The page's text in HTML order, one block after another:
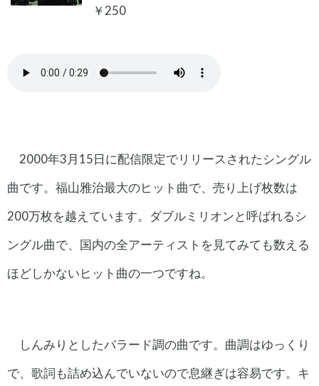
￥250
2000年3月15日に配信限定でリリースされたシングル
曲です。福山雅治最大のヒット曲で、売り上げ枚数は
200万枚を越えています。ダブルミリオンと呼ばれるシ
ングル曲で、国内の全アーティストを見てみても数える
ほどしかないヒット曲の一つですね。
しんみりとしたバラード調の曲です。曲調はゆっくり
で、歌詞も詰め込んでいないので息継ぎは容易です。キ